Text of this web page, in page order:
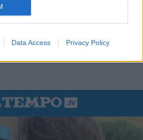
Data Access Privacy Policy